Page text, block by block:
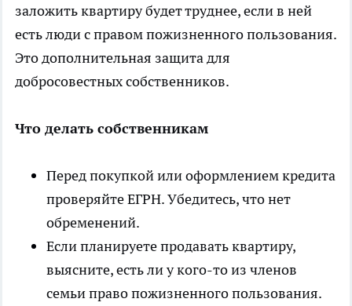
заложить квартиру будет труднее, если в ней
есть люди с правом пожизненного пользования.
Это дополнительная защита для
добросовестных собственников.
Что делать собственникам
Перед покупкой или оформлением кредита
проверяйте ЕГРН. Убедитесь, что нет
обременений.
Если планируете продавать квартиру,
выясните, есть ли у кого-то из членов
семьи право пожизненного пользования.